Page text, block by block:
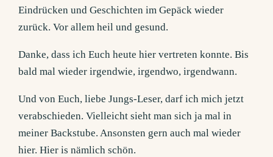
Eindrücken und Geschichten im Gepäck wieder
zurück. Vor allem heil und gesund.
Danke, dass ich Euch heute hier vertreten konnte. Bis
bald mal wieder irgendwie, irgendwo, irgendwann.
Und von Euch, liebe Jungs-Leser, darf ich mich jetzt
verabschieden. Vielleicht sieht man sich ja mal in
meiner Backstube. Ansonsten gern auch mal wieder
hier. Hier is nämlich schön.